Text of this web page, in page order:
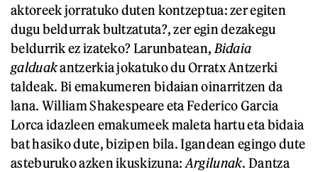
aktoreek jorratuko duten kontzeptua: zer egiten
dugu beldurrak bultzatuta?, zer egin dezakegu
beldurrik ez izateko? Larunbatean, Bidaia
galduakantzerkia jokatuko du Orratx Antzerki
taldeak. Bi emakumeren bidaian oinarritzen da
lana. William Shakespeare eta Federico Garcia
Lorca idazleen emakumeek maleta hartu eta bidaia
bat hasiko dute, bizipen bila. Igandean egingo dute
asteburuko azken ikuskizuna: Argilunak. Dantza